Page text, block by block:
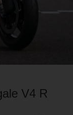
V4 R